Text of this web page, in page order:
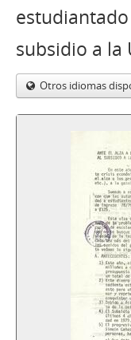
subsidio a la
Otros idiomas